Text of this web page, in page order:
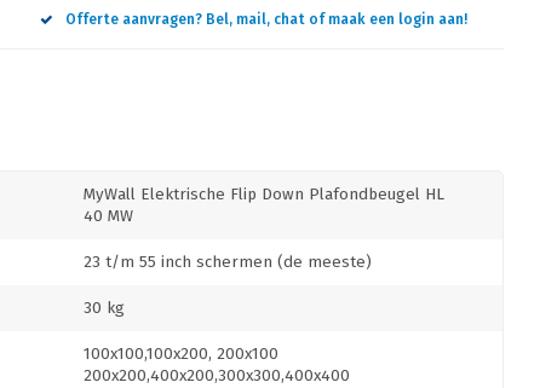
Offerte aanvragen? Bel, mail, chat of maak een login aan!
MyWall Elektrische Flip Down Plafondbeugel HL
40 MW
23 t/m 55 inch schermen (de meeste)
30 kg
100x100,100x200, 200x100
200x200,400x200,300x300,400x400